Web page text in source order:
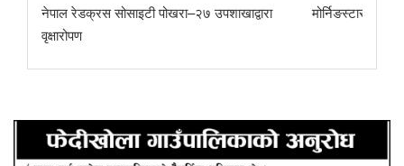
मोर्निङस्टार माविलाई अन्नपूर्ण गाउँपालिकाद्वारा सम्मान छोरेपाटन मा.